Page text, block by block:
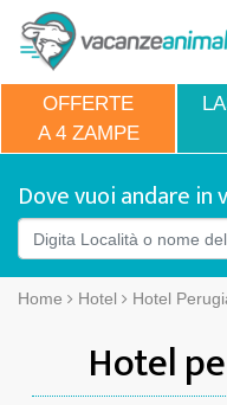
OFFERTE
A 4 ZAMPE
Dove vuoi andare in
Home Hotel Hotel
Hotel